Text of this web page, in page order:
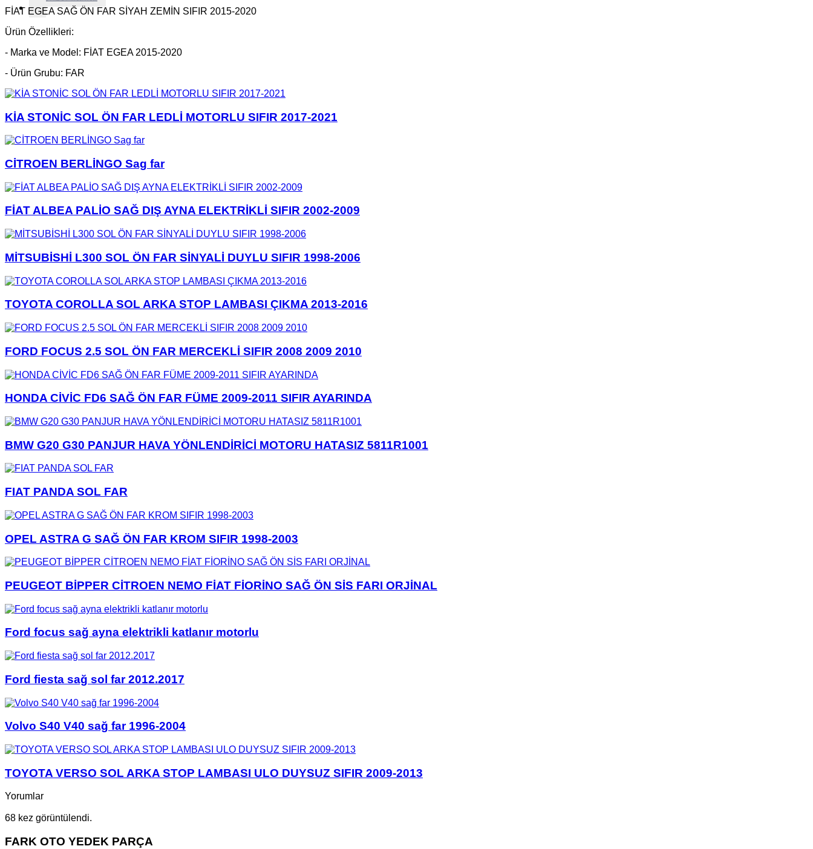
FİAT EGEA SAĞ ÖN FAR SİYAH ZEMİN SIFIR 2015-2020
Ürün Özellikleri:
- Marka ve Model: FİAT EGEA 2015-2020
- Ürün Grubu: FAR
KİA STONİC SOL ÖN FAR LEDLİ MOTORLU SIFIR 2017-2021
CİTROEN BERLİNGO Sag far
FİAT ALBEA PALİO SAĞ DIŞ AYNA ELEKTRİKLİ SIFIR 2002-2009
MİTSUBİSHİ L300 SOL ÖN FAR SİNYALİ DUYLU SIFIR 1998-2006
TOYOTA COROLLA SOL ARKA STOP LAMBASI ÇIKMA 2013-2016
FORD FOCUS 2.5 SOL ÖN FAR MERCEKLİ SIFIR 2008 2009 2010
HONDA CİVİC FD6 SAĞ ÖN FAR FÜME 2009-2011 SIFIR AYARINDA
BMW G20 G30 PANJUR HAVA YÖNLENDİRİCİ MOTORU HATASIZ 5811R1001
FIAT PANDA SOL FAR
OPEL ASTRA G SAĞ ÖN FAR KROM SIFIR 1998-2003
PEUGEOT BİPPER CİTROEN NEMO FİAT FİORİNO SAĞ ÖN SİS FARI ORJİNAL
Ford focus sağ ayna elektrikli katlanır motorlu
Ford fiesta sağ sol far 2012.2017
Volvo S40 V40 sağ far 1996-2004
TOYOTA VERSO SOL ARKA STOP LAMBASI ULO DUYSUZ SIFIR 2009-2013
Yorumlar
68 kez görüntülendi.
FARK OTO YEDEK PARÇA